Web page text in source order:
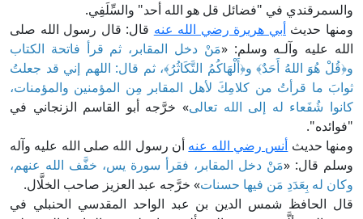
في "فضائل قل هو الله أحد" والسِّلَفِي.
حديثأبي هريرة رضي الله عنهقال: قال رسول الله صلى
عليه وآلـه وسلم: « مَنْ دخل المقابر، ثم قرأ فاتحة الكتاب
قُلْ هُوَ اللهُ أَحَدٌ﴾ و﴿أَلْهَاكُمُ التَّكَاثُرُ﴾، ثم قال: اللهم إني قد جعلتُ
ما قرأتُ من كلامِكَ لأهل المقابر مِن المؤمنين والمؤمنات،
شُفَعاء له إلى الله تعالى» خرَّجه أبو القاسم الزنجاني في
حديثأنس رضي الله عنهأن رسول الله صلى الله عليه وآله
قال: « مَنْ دخل المقابر، فقرأ سورة يس، خفَّف الله عنهم،
له بِعَدَدِ مَن فيها حسنات» خرَّجه عبد العزيز صاحب الخلَّال.
الحافظ شمس الدين بن عبد الواحد المقدسي الحنبلي في